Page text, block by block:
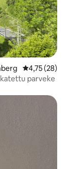
4,75 (28)
katettu parveke